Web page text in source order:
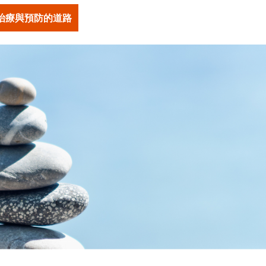
療與預防的道路